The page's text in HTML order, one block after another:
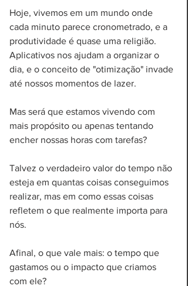
Hoje, vivemos em um mundo onde
cada minuto parece cronometrado, e a
produtividade é quase uma religião.
Aplicativos nos ajudam a organizar o
dia, e o conceito de "otimização" invade
até nossos momentos de lazer.
Mas será que estamos vivendo com
mais propósito ou apenas tentando
encher nossas horas com tarefas?
Talvez o verdadeiro valor do tempo não
esteja em quantas coisas conseguimos
realizar, mas em como essas coisas
refletem o que realmente importa para
nós.
Afinal, o que vale mais: o tempo que
gastamos ou o impacto que criamos
com ele?